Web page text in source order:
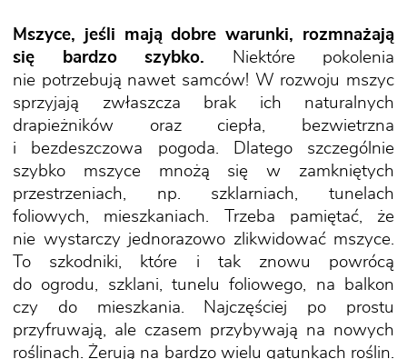
Mszyce, jeśli mają dobre warunki, rozmnażają
się bardzo szybko. Niektóre pokolenia
nie potrzebują nawet samców! W rozwoju mszyc
sprzyjają zwłaszcza brak ich naturalnych
drapieżników oraz ciepła, bezwietrzna
i bezdeszczowa pogoda. Dlatego szczególnie
szybko mszyce mnożą się w zamkniętych
przestrzeniach, np. szklarniach, tunelach
foliowych, mieszkaniach. Trzeba pamiętać, że
nie wystarczy jednorazowo zlikwidować mszyce.
To szkodniki, które i tak znowu powrócą
do ogrodu, szklani, tunelu foliowego, na balkon
czy do mieszkania. Najczęściej po prostu
przyfruwają, ale czasem przybywają na nowych
roślinach. Żerują na bardzo wielu gatunkach roślin.